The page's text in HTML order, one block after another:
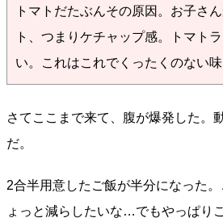
トマトだたぶんその原因。お子さ
ト、つまりケチャップ感。トマト
い。これはこれでくったくのない味
さてここまで来て、腹が爆発した。
だ。
2合半用意したご飯が半分になった
ょっと減らしたいな…でもやっぱり